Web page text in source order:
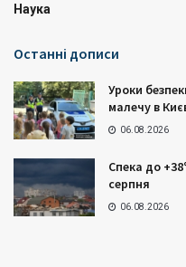
Наука
Останні дописи
Уроки
малечу в
06.08.2026
Спека до
серпня
06.08.2026